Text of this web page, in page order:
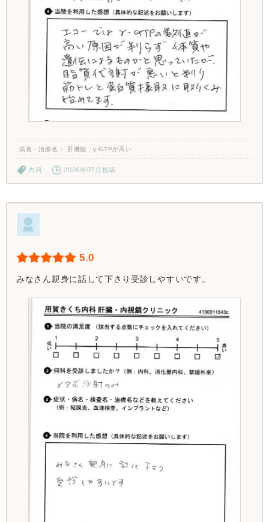
病名・治療名 肝機能 γ-GTPが高い
内科 2026年07月投稿
5.0
みなさん親身に話して下さり受診しやすいです。